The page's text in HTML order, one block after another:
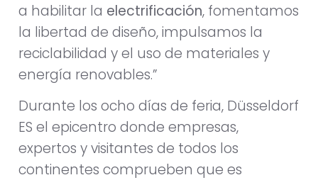
a habilitar la electrificación, fomentamos
la libertad de diseño, impulsamos la
reciclabilidad y el uso de materiales y
energía renovables.”
Durante los ocho días de feria, Düsseldorf
ES el epicentro donde empresas,
expertos y visitantes de todos los
continentes comprueben que es